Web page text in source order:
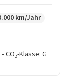
km/Jahr
CO₂-Klasse: G